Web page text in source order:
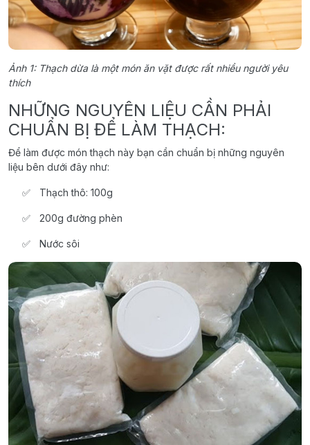
Ảnh 1: Thạch dừa là một món ăn vặt được rất nhiều người yêu
thích
NHỮNG NGUYÊN LIỆU CẦN PHẢI
CHUẨN BỊ ĐỂ LÀM THẠCH:
Để làm được món thạch này bạn cần chuẩn bị những nguyên
liệu bên dưới đây như:
Thạch thô: 100g
200g đường phèn
Nước sôi